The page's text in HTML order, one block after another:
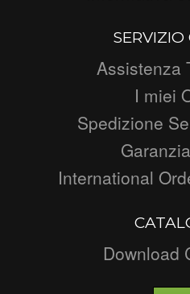
SERVIZIO
Assistenza
I miei
Spedizione
International
Download